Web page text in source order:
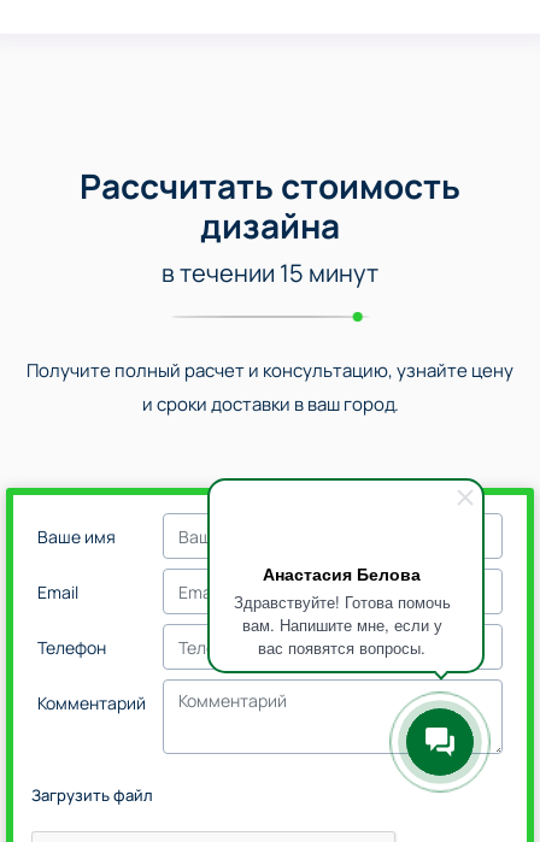
Анастасия Белова
Здравствуйте! Готова помочь
вам. Напишите мне, если у
вас появятся вопросы.
Рассчитать стоимость
дизайна
в течении 15 минут
Получите полный расчет и консультацию, узнайте цену
и сроки доставки в ваш город.
Ваше имя
Email
Телефон
Комментарий
Загрузить файл